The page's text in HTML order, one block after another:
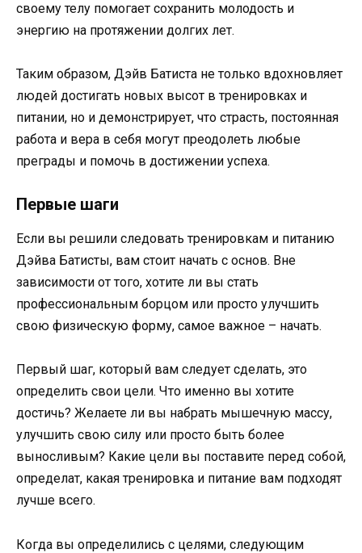
своему телу помогает сохранить молодость и
энергию на протяжении долгих лет.
Таким образом, Дэйв Батиста не только вдохновляет
людей достигать новых высот в тренировках и
питании, но и демонстрирует, что страсть, постоянная
работа и вера в себя могут преодолеть любые
преграды и помочь в достижении успеха.
Первые шаги
Если вы решили следовать тренировкам и питанию
Дэйва Батисты, вам стоит начать с основ. Вне
зависимости от того, хотите ли вы стать
профессиональным борцом или просто улучшить
свою физическую форму, самое важное – начать.
Первый шаг, который вам следует сделать, это
определить свои цели. Что именно вы хотите
достичь? Желаете ли вы набрать мышечную массу,
улучшить свою силу или просто быть более
выносливым? Какие цели вы поставите перед собой,
определат, какая тренировка и питание вам подходят
лучше всего.
Когда вы определились с целями, следующим